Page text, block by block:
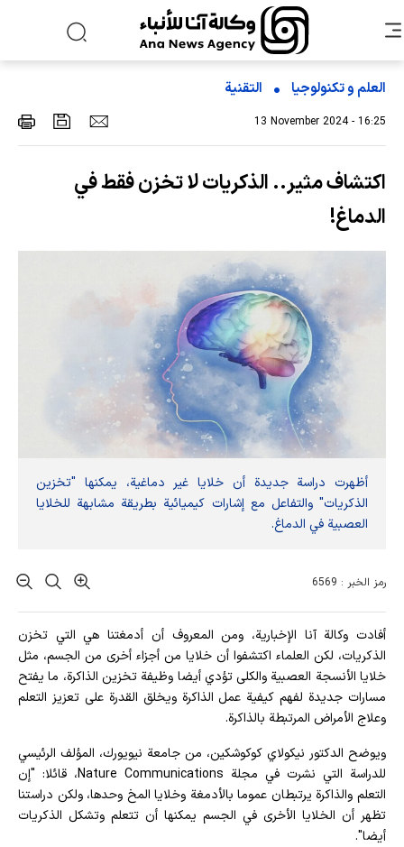
العلم و تکنولوجیا التقنیة
13 November 2024 - 16:25
اكتشاف مثير.. الذكريات لا تخزن فقط في
الدماغ!
أظهرت دراسة جديدة أن خلايا غير دماغية، يمكنها "تخزين
الذكريات" والتفاعل مع إشارات كيميائية بطريقة مشابهة للخلايا
العصبية في الدماغ.
رمز الخبر : 6569
أفادت وکالة آنا الإخباریة، ومن المعروف أن أدمغتنا هي التي تخزن
الذكريات، لكن العلماء اكتشفوا أن خلايا من أجزاء أخرى من الجسم، مثل
خلايا الأنسجة العصبية والكلى تؤدي أيضا وظيفة تخزين الذاكرة، ما يفتح
مسارات جديدة لفهم كيفية عمل الذاكرة ويخلق القدرة على تعزيز التعلم
وعلاج الأمراض المرتبطة بالذاكرة.
ويوضح الدكتور نيكولاي كوكوشكين، من جامعة نيويورك، المؤلف الرئيسي
للدراسة التي نشرت في مجلة Nature Communications، قائلا: "إن
التعلم والذاكرة يرتبطان عموما بالأدمغة وخلايا المخ وحدها، ولكن دراستنا
تظهر أن الخلايا الأخرى في الجسم يمكنها أن تتعلم وتشكل الذكريات
أيضا".